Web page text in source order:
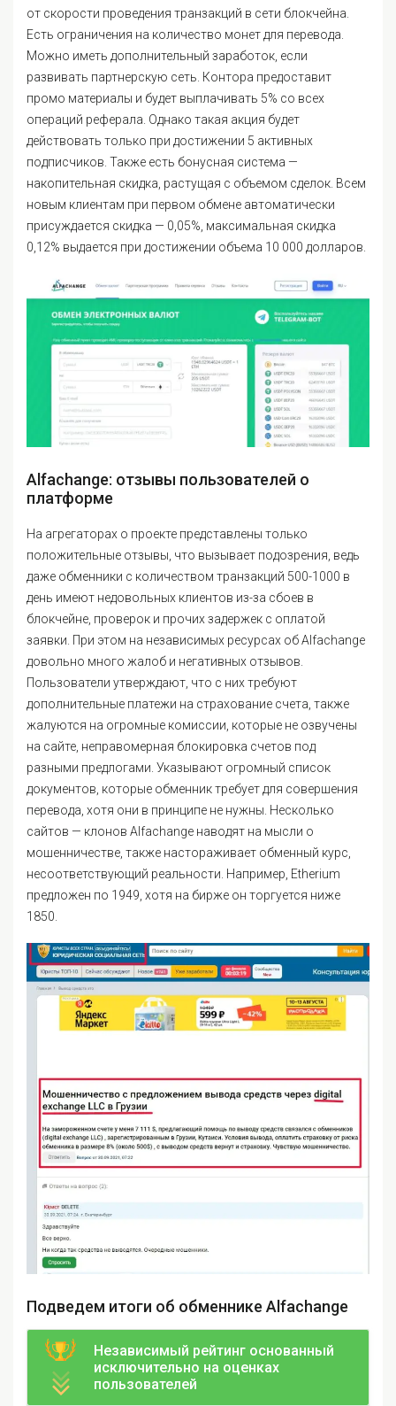
от скорости проведения транзакций в сети блокчейна.
Есть ограничения на количество монет для перевода.
Можно иметь дополнительный заработок, если
развивать партнерскую сеть. Контора предоставит
промо материалы и будет выплачивать 5% со всех
операций реферала. Однако такая акция будет
действовать только при достижении 5 активных
подписчиков. Также есть бонусная система —
накопительная скидка, растущая с объемом сделок. Всем
новым клиентам при первом обмене автоматически
присуждается скидка — 0,05%, максимальная скидка
0,12% выдается при достижении объема 10 000 долларов.
Alfachange: отзывы пользователей о
платформе
На агрегаторах о проекте представлены только
положительные отзывы, что вызывает подозрения, ведь
даже обменники с количеством транзакций 500-1000 в
день имеют недовольных клиентов из-за сбоев в
блокчейне, проверок и прочих задержек с оплатой
заявки. При этом на независимых ресурсах об Alfachange
довольно много жалоб и негативных отзывов.
Пользователи утверждают, что с них требуют
дополнительные платежи на страхование счета, также
жалуются на огромные комиссии, которые не озвучены
на сайте, неправомерная блокировка счетов под
разными предлогами. Указывают огромный список
документов, которые обменник требует для совершения
перевода, хотя они в принципе не нужны. Несколько
сайтов — клонов Alfachange наводят на мысли о
мошенничестве, также настораживает обменный курс,
несоответствующий реальности. Например, Etherium
предложен по 1949, хотя на бирже он торгуется ниже
1850.
Подведем итоги об обменнике Alfachange
Независимый рейтинг основанный
исключительно на оценках
пользователей